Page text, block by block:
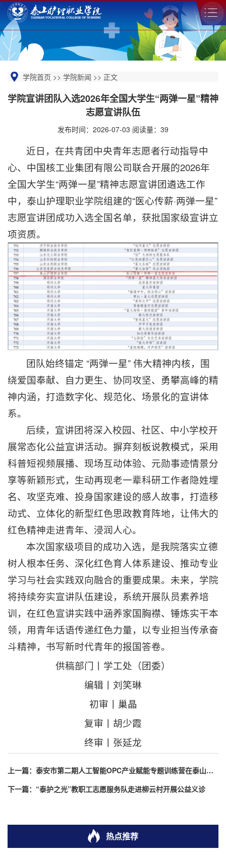
学院首页 >> 学院新闻 >> 正文
学院宣讲团队入选2026年全国大学生“两弹一星”精神
志愿宣讲队伍
发布时间：2026-07-03 阅读量： 39
近日，在共青团中央青年志愿者行动指导中
心、中国核工业集团有限公司联合开展的2026年
全国大学生“两弹一星”精神志愿宣讲团遴选工作
中，泰山护理职业学院组建的“医心传薪·两弹一星”
志愿宣讲团成功入选全国名单，获批国家级宣讲立
项资质。
团队始终锚定 “两弹一星” 伟大精神内核，围
绕爱国奉献、自力更生、协同攻坚、勇攀高峰的精
神内涵，打造数字化、规范化、场景化的宣讲体
系。
后续，宣讲团将深入校园、社区、中小学校开
展常态化公益宣讲活动。摒弃刻板说教模式，采用
科普短视频展播、现场互动体验、元勋事迹情景分
享等新颖形式，生动再现老一辈科研工作者隐姓埋
名、攻坚克难、投身国家建设的感人故事，打造移
动式、立体化的新型红色思政教育阵地，让伟大的
红色精神走进青年、浸润人心。
本次国家级项目的成功入选，是我院落实立德
树人根本任务、深化红色育人体系建设、推动专业
学习与社会实践双向融合的重要成果。未来，学院
将持续夯实宣讲队伍建设，系统开展队员素养培
训，在红色宣讲实践中涵养家国胸襟、锤炼实干本
领，用青年话语传递红色力量，以专业担当传承奋
斗精神，书写新时代青年的报国答卷。
供稿部门丨学工处（团委）
编辑丨刘笑琳
初审丨巢晶
复审丨胡少霞
终审丨张延龙
上一篇：
泰安市第二期人工智能OPC产业赋能专题训练营在泰山护理职业学院举办
下一篇： “泰护之光”教职工志愿服务队走进柳云村开展公益义诊
热点推荐